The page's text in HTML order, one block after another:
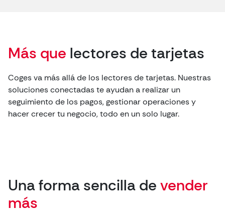
Más que lectores de tarjetas
Coges va más allá de los lectores de tarjetas. Nuestras
soluciones conectadas te ayudan a realizar un
seguimiento de los pagos, gestionar operaciones y
hacer crecer tu negocio, todo en un solo lugar.
Una forma sencilla de vender
más